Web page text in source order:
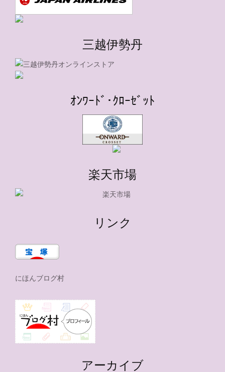
三越伊勢丹
ｵﾝﾜｰﾄﾞ･ｸﾛｰｾﾞｯﾄ
楽天市場
リンク
にほんブログ村
アーカイブ